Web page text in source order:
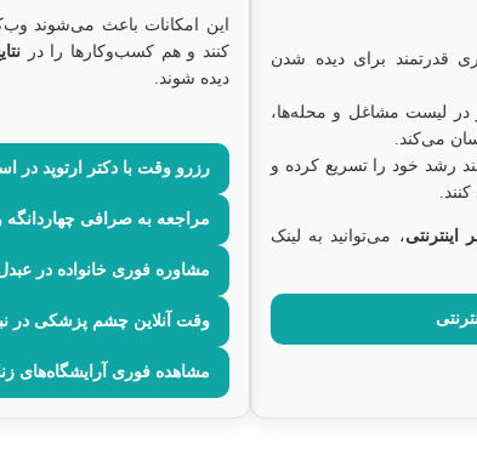
قدرتمند برای دیده شدن
در لیست مشاغل و محله‌ها،
می‌کند.
رشد خود را تسریع کرده و
اینترنتی، می‌توانید به لینک
این امکانات باعث می‌شوند
کنند و هم کسب‌وکارها را در
دیده شوند.
رزرو وقت با دکتر ارتوپد در
مراجعه به صرافی
مشاوره فوری خانواده در عبدل
وقت آنلاین چشم پزشکی در
مشاهده فوری آرایشگاه‌های